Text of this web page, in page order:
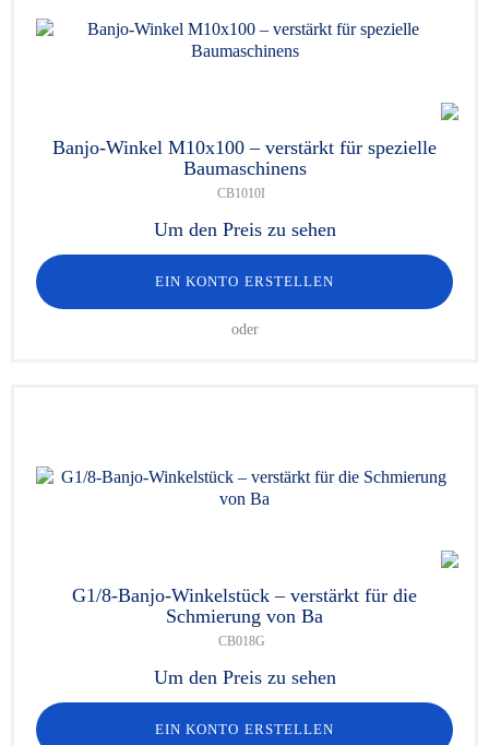
Banjo-Winkel M10x100 – verstärkt für spezielle
Baumaschinens
CB1010I
Um den Preis zu sehen
EIN KONTO ERSTELLEN
oder
G1/8-Banjo-Winkelstück – verstärkt für die
Schmierung von Ba
CB018G
Um den Preis zu sehen
EIN KONTO ERSTELLEN